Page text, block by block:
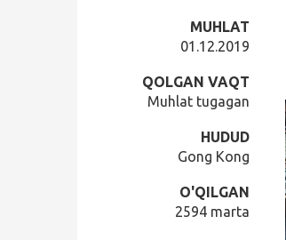
MUHLAT
01.12.2019
QOLGAN VAQT
Muhlat tugagan
HUDUD
Gong Kong
O'QILGAN
2594 marta